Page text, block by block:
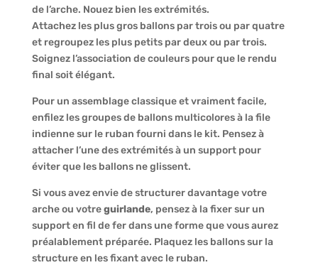
de l’arche. Nouez bien les extrémités.
Attachez les plus gros ballons par trois ou par quatre
et regroupez les plus petits par deux ou par trois.
Soignez l’association de couleurs pour que le rendu
final soit élégant.
Pour un assemblage classique et vraiment facile,
enfilez les groupes de ballons multicolores à la file
indienne sur le ruban fourni dans le kit. Pensez à
attacher l’une des extrémités à un support pour
éviter que les ballons ne glissent.
Si vous avez envie de structurer davantage votre
arche ou votreguirlande, pensez à la fixer sur un
support en fil de fer dans une forme que vous aurez
préalablement préparée. Plaquez les ballons sur la
structure en les fixant avec le ruban.